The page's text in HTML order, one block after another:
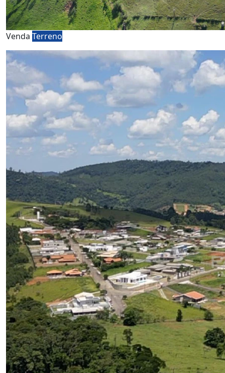
VendaTerreno